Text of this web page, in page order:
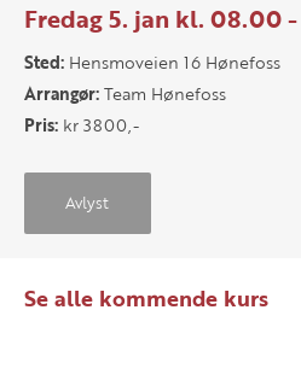
Fredag 5. jan kl. 08.00 -
Sted: Hensmoveien 16 Hønefoss
Arrangør:Team Hønefoss
Pris: kr 3800,-
Avlyst
Se alle kommende kurs